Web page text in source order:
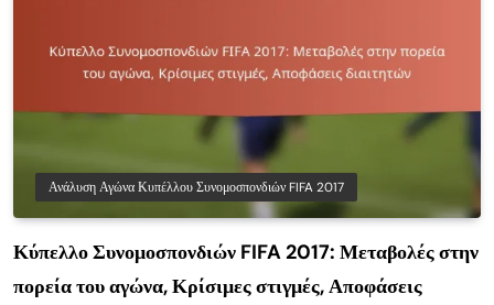
Ανάλυση Αγώνα Κυπέλλου Συνομοσπονδιών FIFA 2017
Κύπελλο Συνομοσπονδιών FIFA 2017: Μεταβολές στην
πορεία του αγώνα, Κρίσιμες στιγμές, Αποφάσεις